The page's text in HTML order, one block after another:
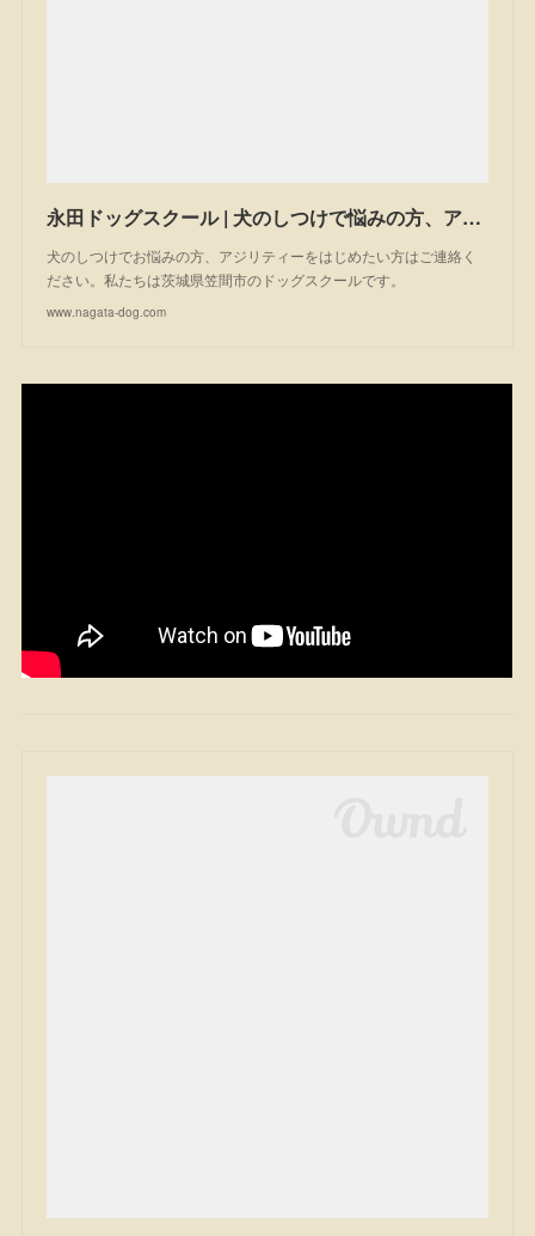
永田ドッグスクール | 犬のしつけで悩みの方、アジリティーを始めたい方は一度ご相談ください。私たちは茨城県笠間市のドッグスクールです。
犬のしつけでお悩みの方、アジリティーをはじめたい方はご連絡く
ださい。私たちは茨城県笠間市のドッグスクールです。
www.nagata-dog.com